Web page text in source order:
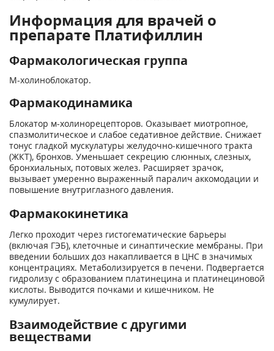
Информация для врачей о
препарате Платифиллин
Фармакологическая группа
М-холиноблокатор.
Фармакодинамика
Блокатор м-холинорецепторов. Оказывает миотропное,
спазмолитическое и слабое седативное действие. Снижает
тонус гладкой мускулатуры желудочно-кишечного тракта
(ЖКТ), бронхов. Уменьшает секрецию слюнных, слезных,
бронхиальных, потовых желез. Расширяет зрачок,
вызывает умеренно выраженный паралич аккомодации и
повышение внутриглазного давления.
Фармакокинетика
Легко проходит через гистогематические барьеры
(включая ГЭБ), клеточные и синаптические мембраны. При
введении больших доз накапливается в ЦНС в значимых
концентрациях. Метаболизируется в печени. Подвергается
гидролизу с образованием платинецина и платинециновой
кислоты. Выводится почками и кишечником. Не
кумулирует.
Взаимодействие с другими
веществами